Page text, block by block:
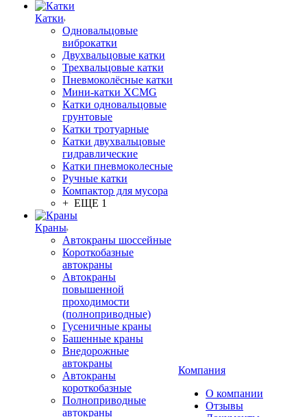
Катки
Одновальцовые
виброкатки
Двухвальцовые катки
Трехвальцовые катки
Пневмоколёсные катки
Мини-катки XCMG
Катки одновальцовые
грунтовые
Катки тротуарные
Катки двухвальцовые
гидравлические
Катки пневмоколесные
Ручные катки
Компактор для мусора
+ ЕЩЕ 1
Краны
Автокраны шоссейные
Короткобазные
автокраны
Автокраны
повышенной
проходимости
(полноприводные)
Гусеничные краны
Башенные краны
Внедорожные
автокраны
Автокраны
короткобазные
Полноприводные
автокраны
Компания
О компании
Отзывы